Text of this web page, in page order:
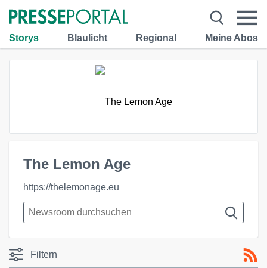
Storys Blaulicht Regional Meine Abos
The Lemon Age
https://thelemonage.eu
Filtern